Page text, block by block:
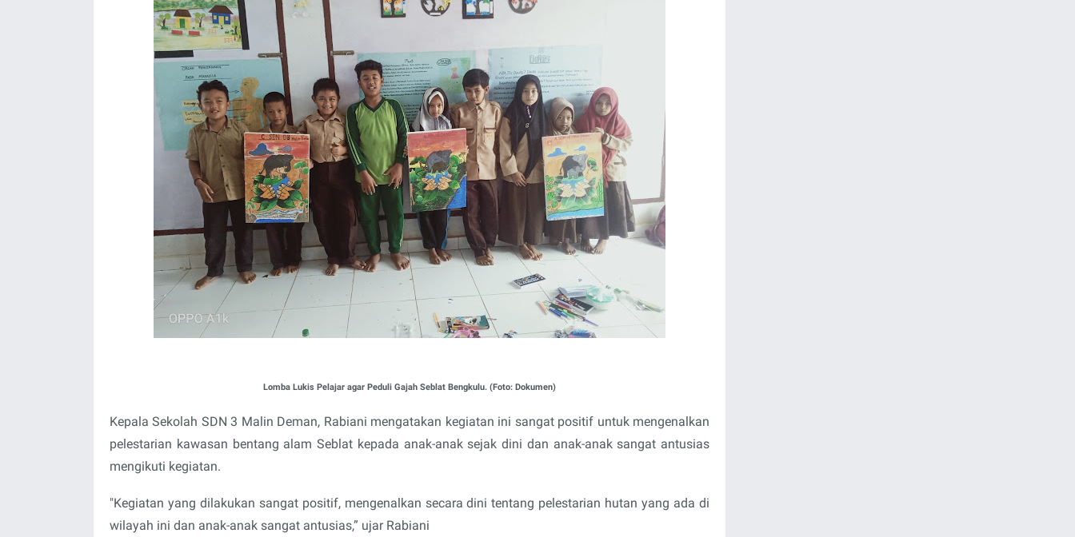
Lomba Lukis Pelajar agar Peduli Gajah Seblat Bengkulu. (Foto: Dokumen)
Kepala Sekolah SDN 3 Malin Deman, Rabiani mengatakan kegiatan ini sangat positif untuk mengenalkan
pelestarian kawasan bentang alam Seblat kepada anak-anak sejak dini dan anak-anak sangat antusias
mengikuti kegiatan.
"Kegiatan yang dilakukan sangat positif, mengenalkan secara dini tentang pelestarian hutan yang ada di
wilayah ini dan anak-anak sangat antusias,” ujar Rabiani